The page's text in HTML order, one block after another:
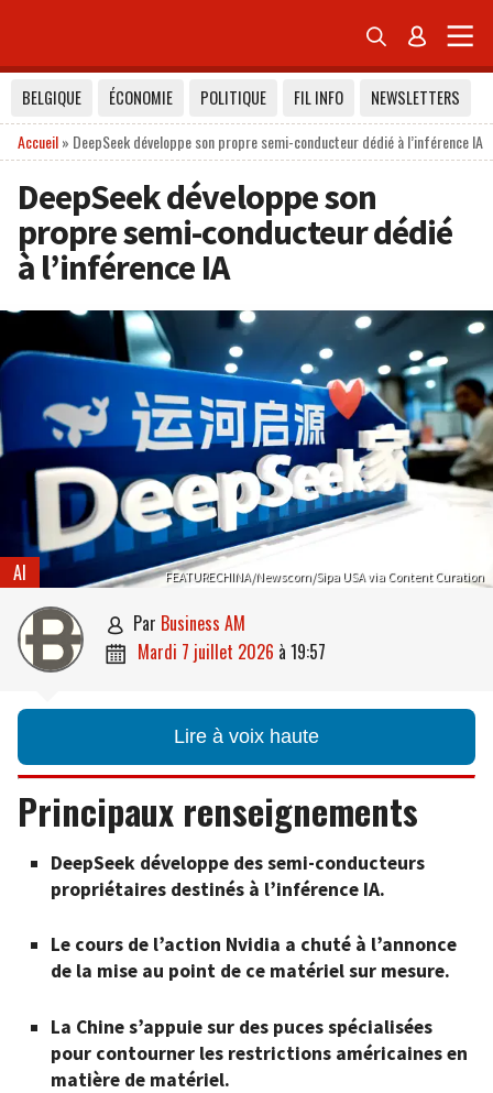
 
BELGIQUE ÉCONOMIE POLITIQUE FIL INFO
NEWSLETTERS
Accueil» DeepSeek développe son propre semi-conducteur dédié à l’inférence IA
DeepSeek développe son
propre semi-conducteur dédié
à l’inférence IA
FEATURECHINA/Newscom/Sipa USA via Content Curation
AI
 par Business AM
 mardi 7 juillet 2026 à 19:57
Lire à voix haute
Principaux renseignements
DeepSeek développe des semi-conducteurs
propriétaires destinés à l’inférence IA.
Le cours de l’action Nvidia a chuté à l’annonce
de la mise au point de ce matériel sur mesure.
La Chine s’appuie sur des puces spécialisées
pour contourner les restrictions américaines en
matière de matériel.